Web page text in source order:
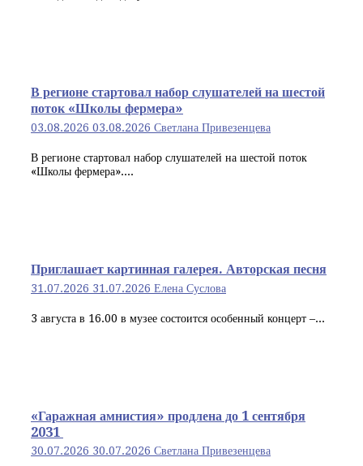
В регионе стартовал набор слушателей на шестой
поток «Школы фермера»
03.08.2026 03.08.2026 Светлана Привезенцева
В регионе стартовал набор слушателей на шестой поток
«Школы фермера»....
Приглашает картинная галерея. Авторская песня
31.07.2026 31.07.2026 Елена Суслова
3 августа в 16.00 в музее состоится особенный концерт –...
«Гаражная амнистия» продлена до 1 сентября
2031
30.07.2026 30.07.2026 Светлана Привезенцева